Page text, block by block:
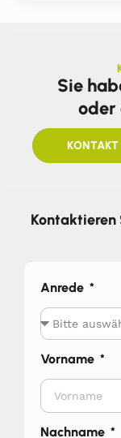
Sie
KONTAKT
Kontaktieren
Anrede
Vorname
Nachname